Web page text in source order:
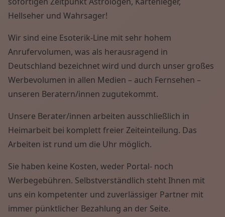
Hellseher und Wahrsager!
Wir sind eine Esoterik-Line mit sehr hohem
Anrufervolumen, was als herausragend in
Deutschland bezeichnet wird und durch unser großes
Werbevolumen in allen Medien – auch Fernsehen –
unseren Beratern/innen zugutekommt.
Unsere Berater/innen arbeiten ausschließlich in
Heimarbeit bei komplett freier Zeiteinteilung. Das
Arbeiten ist rund um die Uhr möglich.
Sie haben keine Kosten, weder Portal- noch
Werbegebühren. Selbstverständlich steht Ihnen mit
uns ein kompetenter und zuverlässiger Partner mit
immer pünktlicher Bezahlung an der Seite.